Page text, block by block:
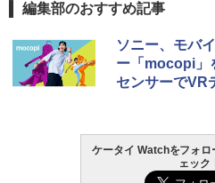
編集部のおすすめ記事
ソニー、モバ
ー「mocopi
センサーでVR
ケータイ Watchをフォ
ェック